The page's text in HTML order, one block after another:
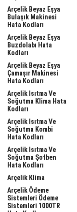
Arçelik Beyaz Eşya
Bulaşık Makinesi
Hata Kodları
Arçelik Beyaz Eşya
Buzdolabı Hata
Kodları
Arçelik Beyaz Eşya
Çamaşır Makinesi
Hata Kodları
Arçelik Isıtma Ve
Soğutma Klima Hata
Kodları
Arçelik Isıtma Ve
Soğutma Kombi
Hata Kodları
Arçelik Isıtma Ve
Soğutma Şofben
Hata Kodları
Arçelik Klima
Arçelik Ödeme
Sistemleri Ödeme
Sistemleri 1000TR